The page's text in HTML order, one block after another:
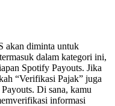
akan diminta untuk
dalam kategori ini,
Spotify Payouts. Jika
“Verifikasi Pajak” juga
Di sana, kamu
informasi